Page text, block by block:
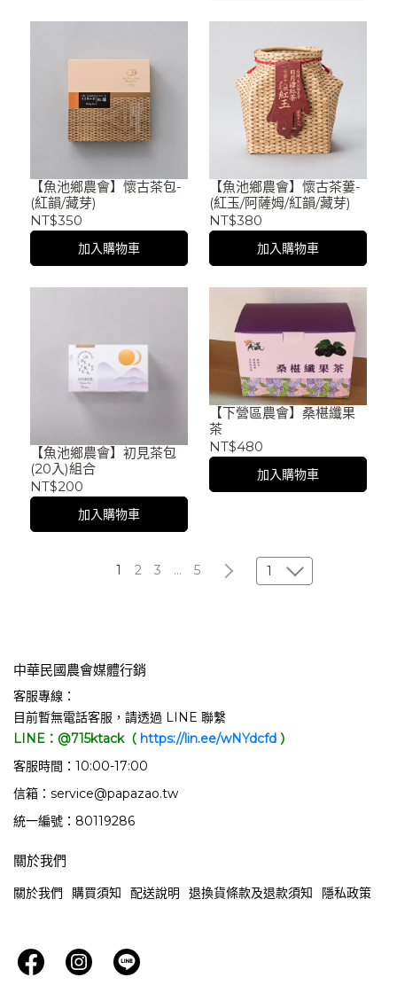
【魚池鄉農會】懷古茶包-
(紅韻/藏芽)
NT$350
加入購物車
【魚池鄉農會】懷古茶蔞-
(紅玉/阿薩姆/紅韻/藏芽)
NT$380
加入購物車
【魚池鄉農會】初見茶包
(20入)組合
NT$200
加入購物車
【下營區農會】桑椹纖果
茶
NT$480
加入購物車
1 2 3 ... 5 1
中華民國農會媒體行銷
客服專線：
目前暫無電話客服，請透過 LINE 聯繫
LINE：@715ktack（ https://lin.ee/wNYdcfd ）
客服時間：10:00-17:00
信箱：service@papazao.tw
統一編號：80119286
關於我們
關於我們 購買須知 配送說明 退換貨條款及退款須知 隱私政策